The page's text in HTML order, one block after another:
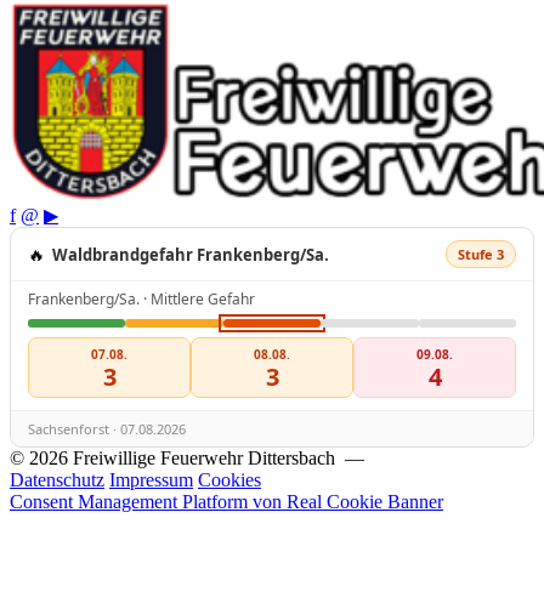
f @ ▶
🔥 Waldbrandgefahr Frankenberg/Sa. Stufe 3
Frankenberg/Sa. · Mittlere Gefahr
07.08.
3
08.08.
3
09.08.
4
Sachsenforst · 07.08.2026
© 2026 Freiwillige Feuerwehr Dittersbach —
Datenschutz Impressum Cookies
Consent Management Platform von Real Cookie Banner